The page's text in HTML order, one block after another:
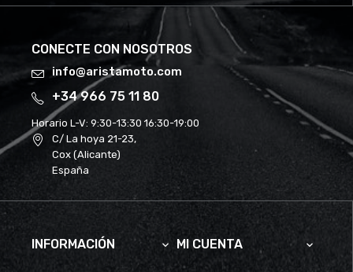
CONECTE CON NOSOTROS
info@aristamoto.com
+34 966 75 11 80
Horario L-V: 9:30-13:30 16:30-19:00
C/ La hoya 21-23,
Cox (Alicante)
España
INFORMACIÓN  MI CUENTA 